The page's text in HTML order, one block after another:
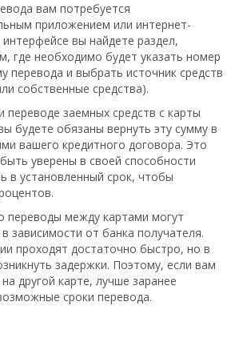
вам потребуется
приложением или интернет-
вы найдете раздел,
где необходимо будет указать номер
перевода и выбрать источник средств
собственные средства).
заемных средств с карты
будете обязаны вернуть эту сумму в
вашего кредитного договора. Это
уверены в своей способности
в установленный срок, чтобы
переводы между картами могут
зависимости от банка получателя.
проходят достаточно быстро, но в
задержки. Поэтому, если вам
другой карте, лучше заранее
сроки перевода.